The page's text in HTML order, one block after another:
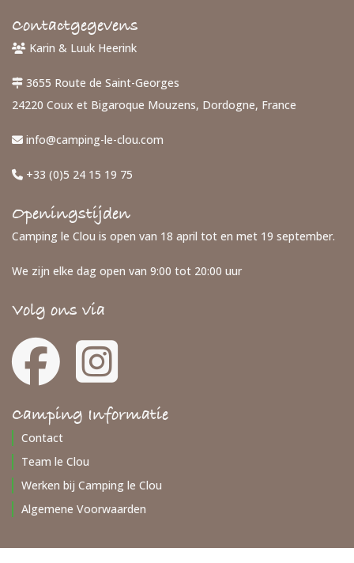
Contactgegevens
Karin & Luuk Heerink
3655 Route de Saint-Georges
24220 Coux et Bigaroque Mouzens, Dordogne, France
info@camping-le-clou.com
+33 (0)5 24 15 19 75
Openingstijden
Camping le Clou is open van 18 april tot en met 19 september.
We zijn elke dag open van 9:00 tot 20:00 uur
Volg ons via
Camping Informatie
Contact
Team le Clou
Werken bij Camping le Clou
Algemene Voorwaarden